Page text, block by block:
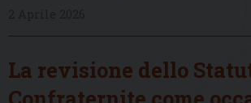
La revisione dello